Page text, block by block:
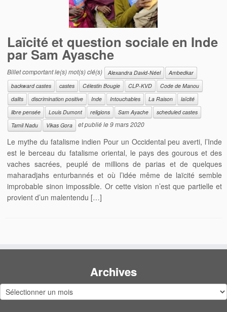
Laïcité et question sociale en Inde
par Sam Ayasche
Billet comportant le(s) mot(s) clé(s) Alexandra David-Néel
Ambedkar
backward castes
castes Célestin Bougie CLP-KVD
Code de Manou
dalits
discrimination positive Inde Intouchables La Raison
laïcité
libre pensée
Louis Dumont religions Sam Ayache
scheduled castes
Tamil Nadu
Vikas Gora et publié le9 mars 2020
Le mythe du fatalisme indien Pour un Occidental peu averti, l’Inde
est le berceau du fatalisme oriental, le pays des gourous et des
vaches sacrées, peuplé de millions de parias et de quelques
maharadjahs enturbannés et où l’idée même de laïcité semble
improbable sinon impossible. Or cette vision n’est que partielle et
provient d’un malentendu […]
Archives
Archives